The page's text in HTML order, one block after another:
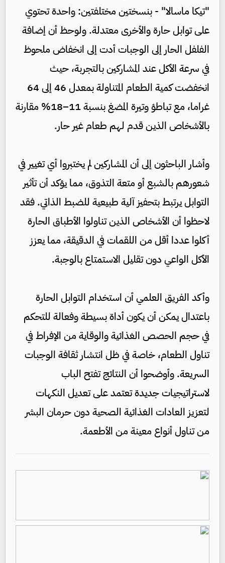
"تيكا ماسالا" - بنسختين مختلفتين: واحدة تحتوي
على توابل حارة والأخرى معتدلة. ولوحظ أن إضافة
الفلفل الحار إلى الوجبات أدت إلى انخفاض ملحوظ
في سرعة الأكل عند المشاركين بالتجربة، حيث
انخفضت كمية الطعام المتناولة بمعدل 46 إلى 64
غراما، مع تباطؤ وتيرة المضغ بنسبة 11–18% مقارنة
بالأشخاص الذين قدم لهم طعام غير حار.
وأشار الباحثون إلى أن المشاركين لم يختبروا أي تغيير في
شعورهم بالشبع أو متعة التذوق، مما يؤكد أن تأثير
التوابل يرتبط بتحفيز آلية طبيعية للضبط الذاتي. فقد
لاحظوا أن الأشخاص الذين تناولوا الأطباق الحارة
أكلوا عددا أقل من اللقمات في الدقيقة، مما يعزز
الأكل الواعي دون تقليل الاستمتاع بالوجبة.
وأكد الفريق العلمي أن استخدام التوابل الحارة
باعتدال يمكن أن يكون أداة بسيطة وفعالة للتحكم
في حجم الحصص الغذائية والوقاية من الإفراط في
تناول الطعام، خاصة في ظل انتشار ثقافة الوجبات
السريعة. وأوضحوا أن النتائج تفتح الباب
لاستراتيجيات جديدة تعتمد على تعديل النكهات
لتعزيز العادات الغذائية الصحية دون حرمان البشر
من تناول أنواع معينة من الأطعمة.